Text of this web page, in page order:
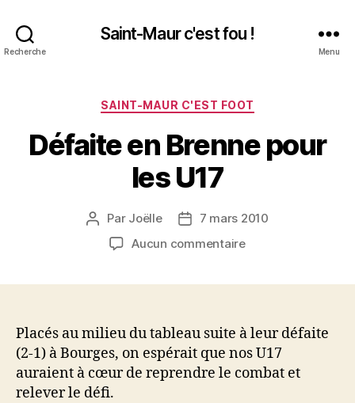
Recherche
Saint-Maur c'est fou !
Menu
Catégories
SAINT-MAUR C'EST FOOT
Défaite en Brenne pour
les U17
Auteur
l’article
Par Joëlle
Date7 mars 2010
Aucun commentairesur
les
U17
Placés au milieu du tableau suite à leur défaite
(2-1) à Bourges, on espérait que nos U17
auraient à cœur de reprendre le combat et
relever le défi.